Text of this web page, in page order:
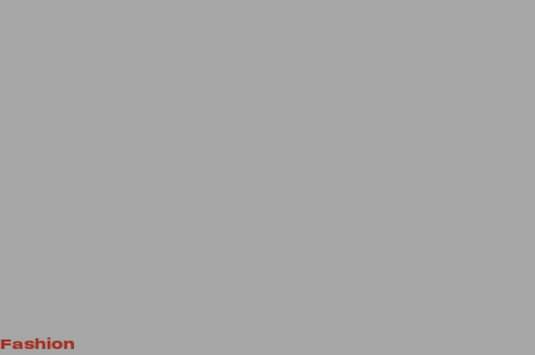
Fashion